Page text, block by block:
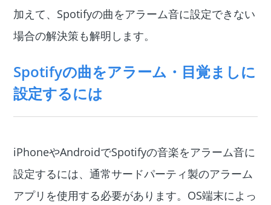
加えて、Spotifyの曲をアラーム音に設定できない
場合の解決策も解明します。
Spotifyの曲をアラーム・目覚ましに
設定するには
iPhoneやAndroidでSpotifyの音楽をアラーム音に
設定するには、通常サードパーティ製のアラーム
アプリを使用する必要があります。OS端末によっ